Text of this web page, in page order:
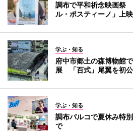
調布で平和祈念映画祭
ル・ポスティーノ」上映
学ぶ・知る
府中市郷土の森博物館
展 「百式」尾翼を初
学ぶ・知る
調布パルコで夏休み特
で